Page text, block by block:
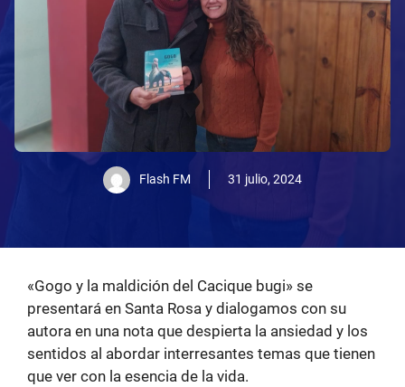
Flash FM 31 julio, 2024
«Gogo y la maldición del Cacique bugi» se
presentará en Santa Rosa y dialogamos con su
autora en una nota que despierta la ansiedad y los
sentidos al abordar interresantes temas que tienen
que ver con la esencia de la vida.